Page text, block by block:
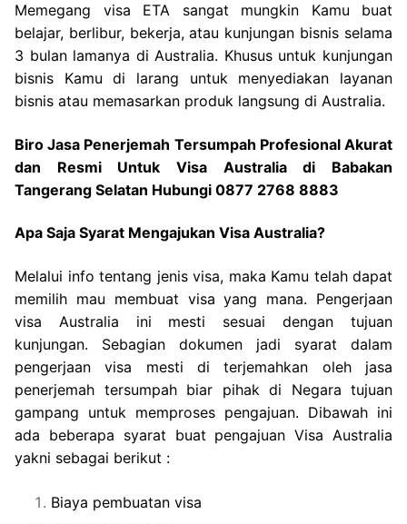
Memegang visa ETA sangat mungkin Kamu buat
belajar, berlibur, bekerja, atau kunjungan bisnis selama
3 bulan lamanya di Australia. Khusus untuk kunjungan
bisnis Kamu di larang untuk menyediakan layanan
bisnis atau memasarkan produk langsung di Australia.
Biro Jasa Penerjemah Tersumpah Profesional Akurat
dan Resmi Untuk Visa Australia di Babakan
Tangerang Selatan Hubungi 0877 2768 8883
Apa Saja Syarat Mengajukan Visa Australia?
Melalui info tentang jenis visa, maka Kamu telah dapat
memilih mau membuat visa yang mana. Pengerjaan
visa Australia ini mesti sesuai dengan tujuan
kunjungan. Sebagian dokumen jadi syarat dalam
pengerjaan visa mesti di terjemahkan oleh jasa
penerjemah tersumpah biar pihak di Negara tujuan
gampang untuk memproses pengajuan. Dibawah ini
ada beberapa syarat buat pengajuan Visa Australia
yakni sebagai berikut :
Biaya pembuatan visa